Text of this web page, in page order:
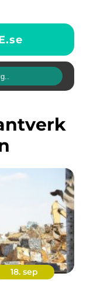
se
18. sep